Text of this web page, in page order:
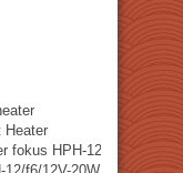
Heater
fokus HPH-12